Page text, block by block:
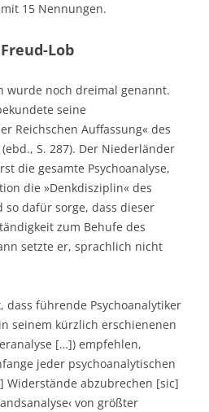
15 Nennungen.
Lob
wurde noch dreimal genannt.
seine
Reichschen Auffassung« des
S. 287). Der Niederländer
die gesamte Psychoanalyse,
die »Denkdisziplin« des
so dafür sorge, dass dieser
zum Behufe des
setzte er, sprachlich nicht
dass führende Psychoanalytiker
in seinem kürzlich erschienenen
[…]) empfehlen,
jeder psychoanalytischen
Widerstände abzubrechen [sic]
von größter